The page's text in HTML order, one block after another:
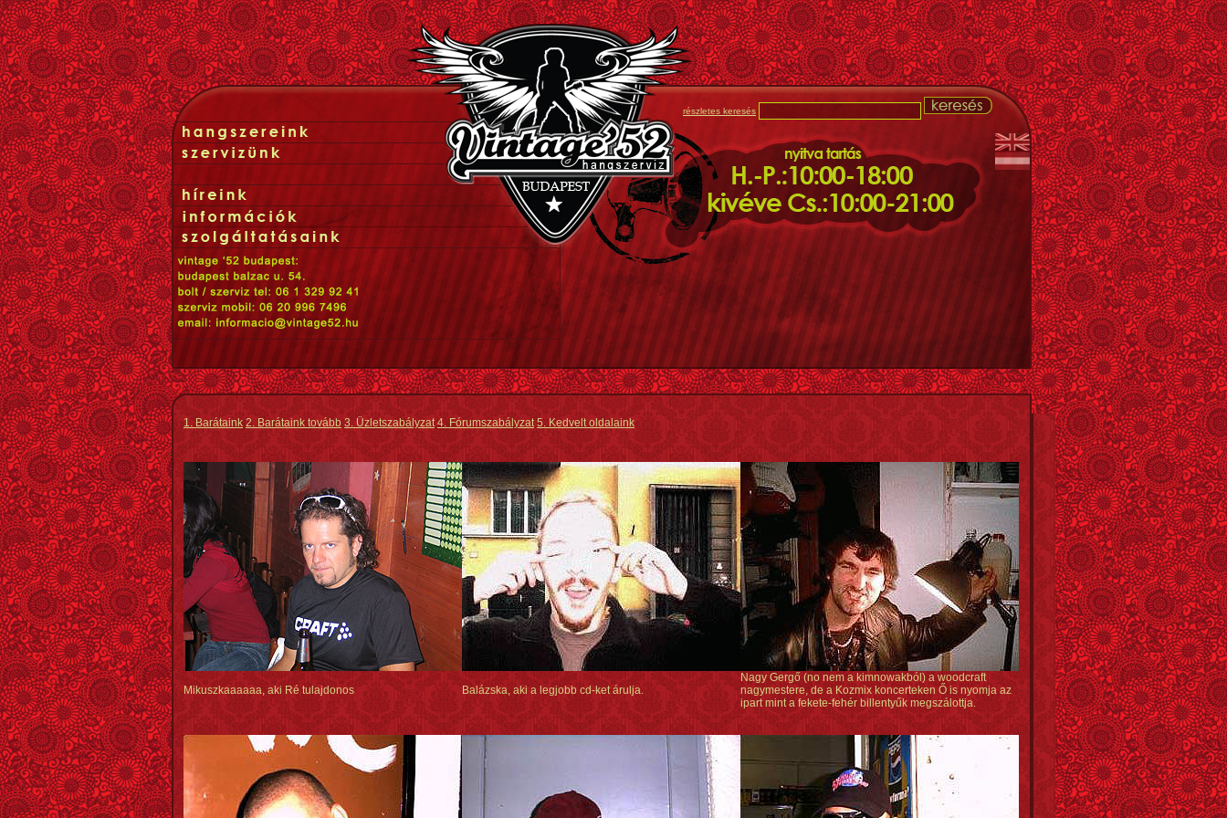
részletes keresés
1. Barátaink 2. Barátaink tovább 3. Üzletszabályzat 4. Fórumszabályzat 5. Kedvelt oldalaink
Mikuszkaaaaaa, aki Ré tulajdonos Balázska, aki a legjobb cd-ket árulja.
Nagy Gergő (no nem a kimnowakból) a woodcraft
nagymestere, de a Kozmix koncerteken Ő is nyomja az
ipart mint a fekete-fehér billentyűk megszálottja.